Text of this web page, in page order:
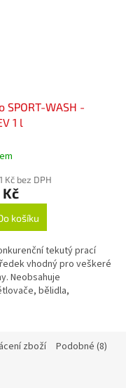
SPORT-WASH -
1 l
Kč bez DPH
Kč
košíku
tekutý prací
vhodný pro veškeré
Neobsahuje
bělidla,
zboží Podobné (8)